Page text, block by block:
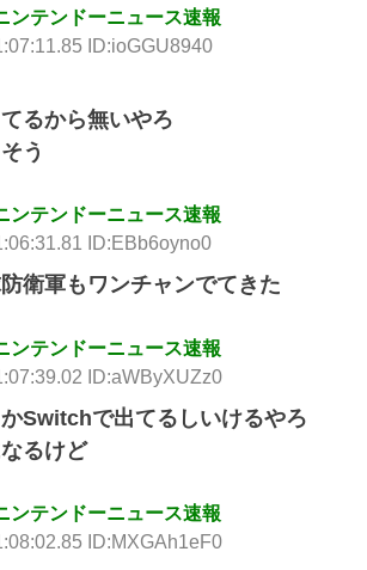
ンテンドーニュース速報
ID:ioGGU8940
るから無いやろ
う
ンテンドーニュース速報
ID:EBb6oyno0
衛軍もワンチャンでてきた
ンテンドーニュース速報
ID:aWByXUZz0
Switchで出てるしいけるやろ
るけど
ンテンドーニュース速報
ID:MXGAh1eF0